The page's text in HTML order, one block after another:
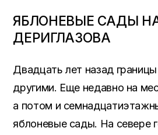
ЯБЛОНЕВЫЕ САДЫ
ДЕРИГЛАЗОВА
Двадцать лет назад
другими. Еще недавно на
а потом и
яблоневые сады. На севере